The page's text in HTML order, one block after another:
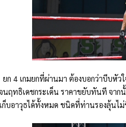
ยก 4 เกมยกที่ผ่านมา ต้องบอกว่าบีบหัว
นฤทธิเดชกระเด็น ราคาขยับทันที จาก
เก็บอาวุธได้ทั้งหมด ชนิดที่ท่านรองลุ้นไ